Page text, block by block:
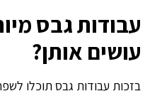
עבודות גבס
עושים אותן?
בזכות עבודות גבס תוכלו